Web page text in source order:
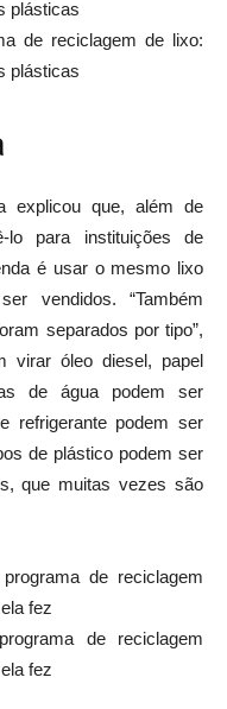
de reciclagem de lixo:
plásticas
explicou que, além de
para instituições de
é usar o mesmo lixo
vendidos. “Também
separados por tipo”,
virar óleo diesel, papel
de água podem ser
refrigerante podem ser
de plástico podem ser
que muitas vezes são
de reciclagem
fez